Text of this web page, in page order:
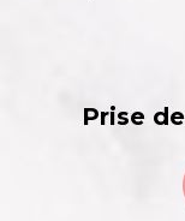
Prise